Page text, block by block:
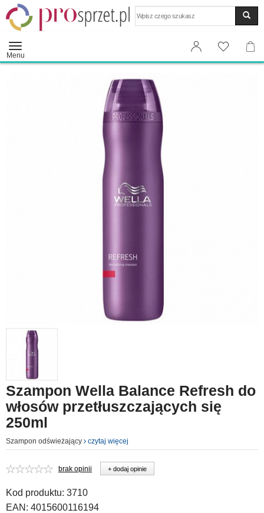
Menu
Szampon Wella Balance Refresh do
włosów przetłuszczających się
250ml
Szampon odświeżający czytaj więcej
brak opinii + dodaj opinie
Kod produktu: 3710
EAN: 4015600116194